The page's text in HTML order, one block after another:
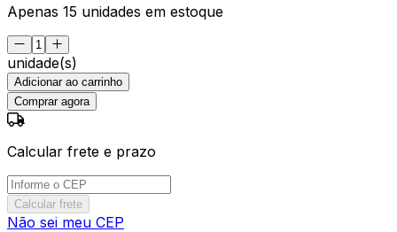
Apenas 15 unidades em estoque
unidade(s)
Adicionar ao carrinho
Comprar agora
Calcular frete e prazo
Calcular frete
Não sei meu CEP